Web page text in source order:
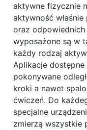
aktywne fizycznie
aktywność
oraz
wyposażone są w
każdy rodzaj
Aplikacje
pokonywane
kroki a nawet
ćwiczeń. Do
specjalne
zmierzą wszystkie